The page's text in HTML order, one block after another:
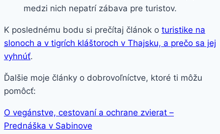
medzi nich nepatrí zábava pre turistov.
K poslednému bodu si prečítaj článok o turistike na
slonoch a v tigrích kláštoroch v Thajsku, a prečo sa jej
vyhnúť.
Ďalšie moje články o dobrovoľníctve, ktoré ti môžu
pomôcť:
O vegánstve, cestovaní a ochrane zvierat –
Prednáška v Sabinove